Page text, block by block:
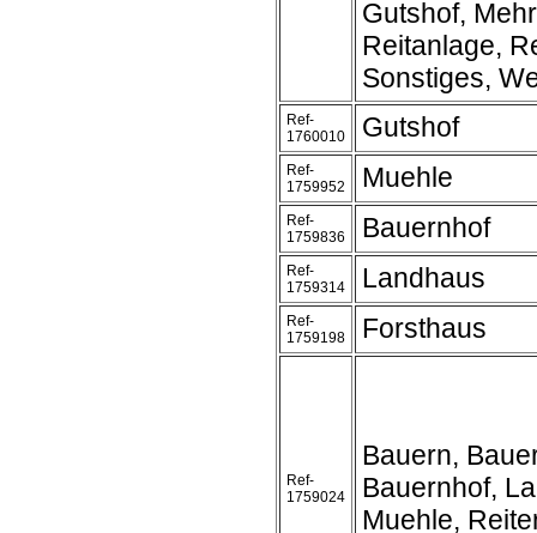
Gutshof,
Reitanlage,
Sonstiges,
Ref-
1760010
Gutshof
Ref-
1759952
Muehle
Ref-
1759836
Bauernhof
Ref-
1759314
Landhaus
Ref-
1759198
Forsthaus
Ref-
1759024
Bauern,
Bauernhof,
Muehle,